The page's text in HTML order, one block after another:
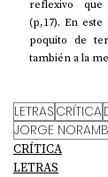
reflexivo
(p,17). En
poquito de
también a la
LETRAS CRÍTICA
JORGE
CRÍTICA
LETRAS